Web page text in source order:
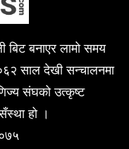
बिट बनाएर लामो समय
साल देखी सन्चालनमा
संघको उत्कृष्ट
हो ।